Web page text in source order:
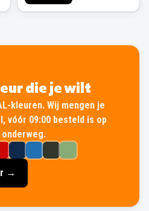
die je wilt
kleuren. Wij mengen je
vóór 09:00 besteld is op
onderweg.
→